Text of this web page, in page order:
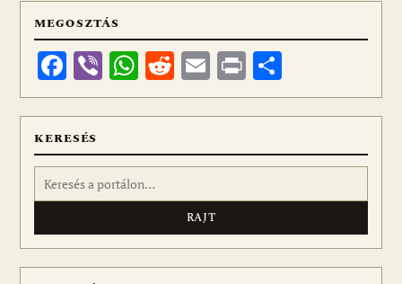
MEGOSZTÁS
Facebook
ViberWhatsApp
Reddit
Email
Print
meg
KERESÉS
Keresés: